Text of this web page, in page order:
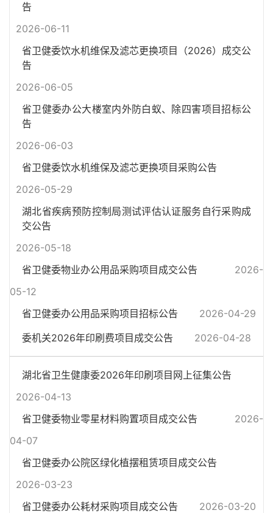
告
2026-06-11
省卫健委饮水机维保及滤芯更换项目（2026）成交公
告
2026-06-05
省卫健委办公大楼室内外防白蚁、除四害项目招标公
告
2026-06-03
省卫健委饮水机维保及滤芯更换项目采购公告
2026-05-29
湖北省疾病预防控制局测试评估认证服务自行采购成
交公告
2026-05-18
省卫健委物业办公用品采购项目成交公告
2026-
05-12
省卫健委办公用品采购项目招标公告
2026-04-29
委机关2026年印刷费项目成交公告
2026-04-28
湖北省卫生健康委2026年印刷项目网上征集公告
2026-04-13
省卫健委物业零星材料购置项目成交公告
2026-
04-07
省卫健委办公院区绿化植摆租赁项目成交公告
2026-03-23
省卫健委办公耗材采购项目成交公告
2026-03-20